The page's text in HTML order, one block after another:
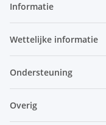
Informatie
Wettelijke informatie
Ondersteuning
Overig